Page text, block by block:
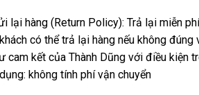
lại hàng (Return Policy): Trả lại miễn
có thể trả lại hàng nếu không đúng
cam kết của Thành Dũng với điều kiện
không tính phí vận chuyển